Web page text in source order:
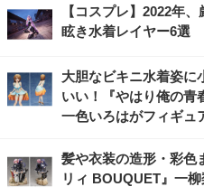
【コスプレ】2022年
眩き水着レイヤー6選
大胆なビキニ水着姿に
いい！『やはり俺の青
一色いろはがフィギュ
髪や衣装の造形・彩色
リィ BOUQUET』一